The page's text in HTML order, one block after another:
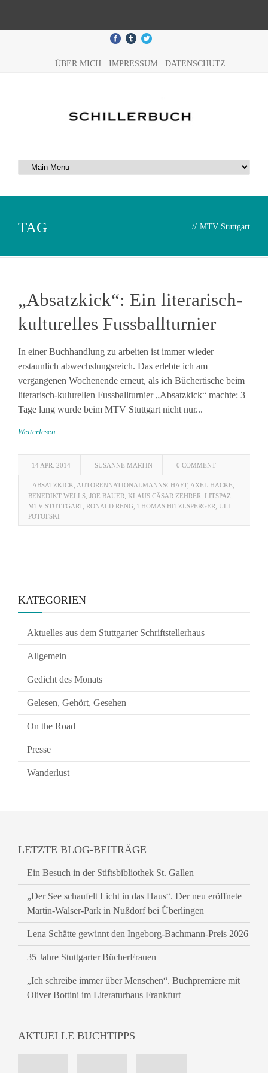
ÜBER MICH IMPRESSUM DATENSCHUTZ
TAG // MTV Stuttgart
„Absatzkick“: Ein literarisch-
kulturelles Fussballturnier
In einer Buchhandlung zu arbeiten ist immer wieder
erstaunlich abwechslungsreich. Das erlebte ich am
vergangenen Wochenende erneut, als ich Büchertische beim
literarisch-kulurellen Fussballturnier „Absatzkick“ machte: 3
Tage lang wurde beim MTV Stuttgart nicht nur...
Weiterlesen …
14 APR. 2014 SUSANNE MARTIN 0 COMMENT
ABSATZKICK AUTORENNATIONALMANNSCHAFT, AXEL HACKE
BENEDIKT WELLS JOE BAUER KLAUS CÄSAR ZEHRER LITSPAZ
MTV STUTTGART, RONALD RENG THOMAS HITZLSPERGER ULI
POTOFSKI
KATEGORIEN
Aktuelles aus dem Stuttgarter Schriftstellerhaus
Allgemein
Gedicht des Monats
Gelesen, Gehört, Gesehen
On the Road
Presse
Wanderlust
LETZTE BLOG-BEITRÄGE
Ein Besuch in der Stiftsbibliothek St. Gallen
„Der See schaufelt Licht in das Haus“. Der neu eröffnete
Martin-Walser-Park in Nußdorf bei Überlingen
Lena Schätte gewinnt den Ingeborg-Bachmann-Preis 2026
35 Jahre Stuttgarter BücherFrauen
„Ich schreibe immer über Menschen“. Buchpremiere mit
Oliver Bottini im Literaturhaus Frankfurt
AKTUELLE BUCHTIPPS